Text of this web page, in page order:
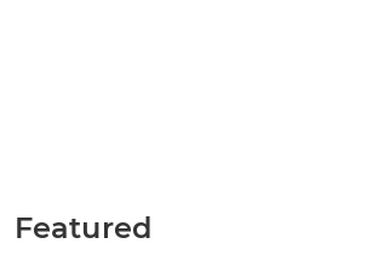
Featured